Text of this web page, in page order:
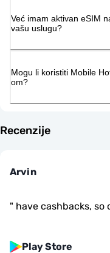
Već imam aktivan eSIM
vašu uslugu?
Mogu li koristiti Mobile
om?
Recenzije
Arvin
" have cashbacks, so
Play Store